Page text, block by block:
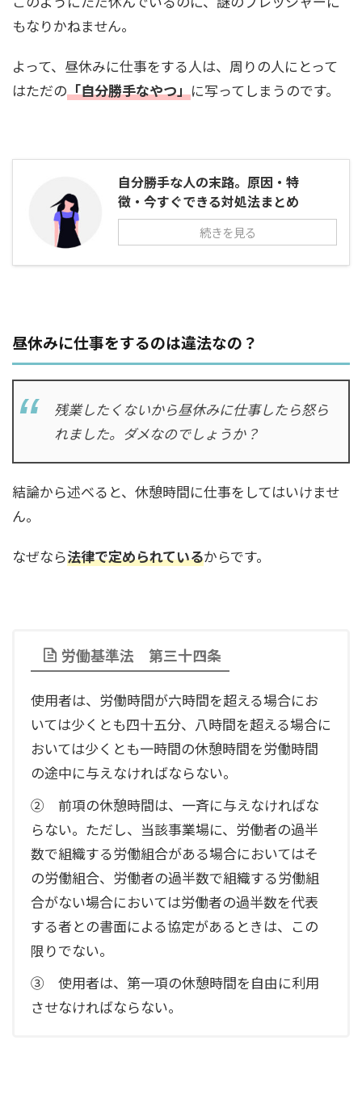
もなりかねません。
よって、昼休みに仕事をする人は、周りの人にとって
はただの「自分勝手なやつ」に写ってしまうのです。
自分勝手な人の末路。原因・特
徴・今すぐできる対処法まとめ
続きを見る
昼休みに仕事をするのは違法なの？
残業したくないから昼休みに仕事したら怒ら
れました。ダメなのでしょうか？
結論から述べると、休憩時間に仕事をしてはいけませ
ん。
なぜなら法律で定められているからです。
労働基準法 第三十四条
使用者は、労働時間が六時間を超える場合にお
いては少くとも四十五分、八時間を超える場合に
おいては少くとも一時間の休憩時間を労働時間
の途中に与えなければならない。
② 前項の休憩時間は、一斉に与えなければな
らない。ただし、当該事業場に、労働者の過半
数で組織する労働組合がある場合においてはそ
の労働組合、労働者の過半数で組織する労働組
合がない場合においては労働者の過半数を代表
する者との書面による協定があるときは、この
限りでない。
③ 使用者は、第一項の休憩時間を自由に利用
させなければならない。